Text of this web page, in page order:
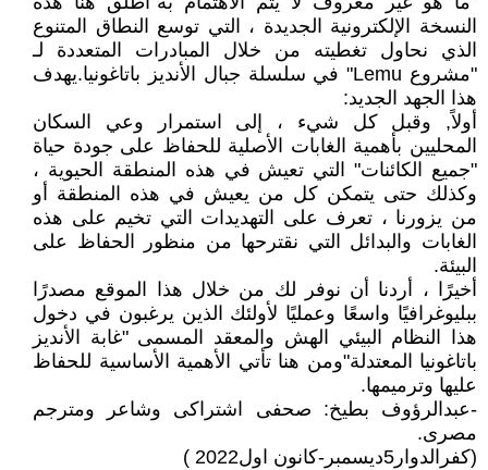
النسخة الإلكترونية الجديدة ، التي توسع النطاق المتنوع
الذي نحاول تغطيته من خلال المبادرات المتعددة لـ
"مشروع Lemu" في سلسلة جبال الأنديز باتاغونيا.يهدف
هذا الجهد الجديد:
أولاً, وقبل كل شيء ، إلى استمرار وعي السكان
المحليين بأهمية الغابات الأصلية للحفاظ على جودة حياة
"جميع الكائنات" التي تعيش في هذه المنطقة الحيوية ،
وكذلك حتى يتمكن كل من يعيش في هذه المنطقة أو
من يزورنا ، تعرف على التهديدات التي تخيم على هذه
الغابات والبدائل التي نقترحها من منظور الحفاظ على
البيئة.
أخيرًا ، أردنا أن نوفر لك من خلال هذا الموقع مصدرًا
ببليوغرافيًا واسعًا وعمليًا لأولئك الذين يرغبون في دخول
هذا النظام البيئي الهش والمعقد المسمى "غابة الأنديز
باتاغونيا المعتدلة"ومن هنا تأتي الأهمية الأساسية للحفاظ
عليها وترميمها.
-عبدالرؤوف بطيخ: صحفى اشتراكى وشاعر ومترجم
مصرى.
(كفرالدوار5ديسمبر-كانون اول2022 )